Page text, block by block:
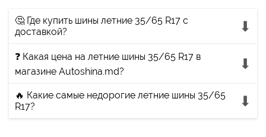
🤔 Где купить шины летние 35/65 R17 с
доставкой?
❓ Какая цена на летние шины 35/65 R17 в
магазине Autoshina.md?
🔥 Какие самые недорогие летние шины 35/65
R17?